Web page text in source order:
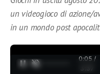
un videogioco di azione/
in un mondo post
0:05 /
3:37